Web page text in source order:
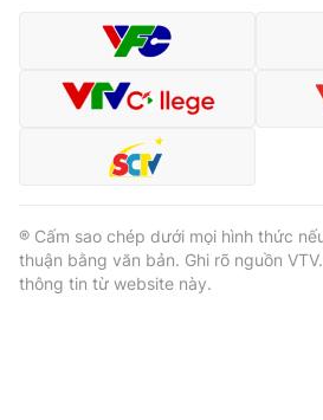
® Cấm sao chép dưới mọi hình thức
thuận bằng văn bản. Ghi rõ nguồn
thông tin từ website này.